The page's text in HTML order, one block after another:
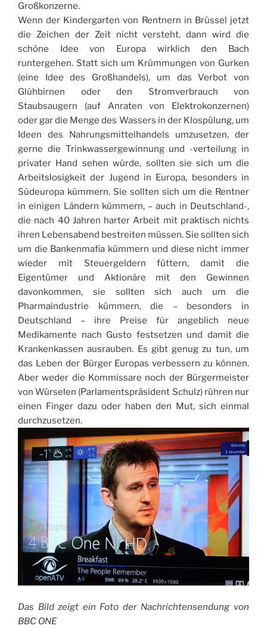
Großkonzerne.
Wenn der Kindergarten von Rentnern in Brüssel jetzt
die Zeichen der Zeit nicht versteht, dann wird die
schöne Idee von Europa wirklich den Bach
runtergehen. Statt sich um Krümmungen von Gurken
(eine Idee des Großhandels), um das Verbot von
Glühbirnen oder den Stromverbrauch von
Staubsaugern (auf Anraten von Elektrokonzernen)
oder gar die Menge des Wassers in der Klospülung, um
Ideen des Nahrungsmittelhandels umzusetzen, der
gerne die Trinkwassergewinnung und -verteilung in
privater Hand sehen würde, sollten sie sich um die
Arbeitslosigkeit der Jugend in Europa, besonders in
Südeuropa kümmern. Sie sollten sich um die Rentner
in einigen Ländern kümmern, – auch in Deutschland-,
die nach 40 Jahren harter Arbeit mit praktisch nichts
ihren Lebensabend bestreiten müssen. Sie sollten sich
um die Bankenmafia kümmern und diese nicht immer
wieder mit Steuergeldern füttern, damit die
Eigentümer und Aktionäre mit den Gewinnen
davonkommen, sie sollten sich auch um die
Pharmaindustrie kümmern, die – besonders in
Deutschland – ihre Preise für angeblich neue
Medikamente nach Gusto festsetzen und damit die
Krankenkassen ausrauben. Es gibt genug zu tun, um
das Leben der Bürger Europas verbessern zu können.
Aber weder die Kommissare noch der Bürgermeister
von Würselen (Parlamentspräsident Schulz) rühren nur
einen Finger dazu oder haben den Mut, sich einmal
durchzusetzen.
Das Bild zeigt ein Foto der Nachrichtensendung von
BBC ONE